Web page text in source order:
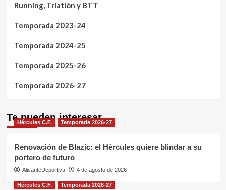
Running, Triatlón y BTT
Temporada 2023-24
Temporada 2024-25
Temporada 2025-26
Temporada 2026-27
Te pueden interesar
Hércules C.F. Temporada 2026-27
Renovación de Blazic: el Hércules quiere blindar a su
portero de futuro
AlicanteDeportiva 4 de agosto de 2026
Hércules C.F. Temporada 2026-27